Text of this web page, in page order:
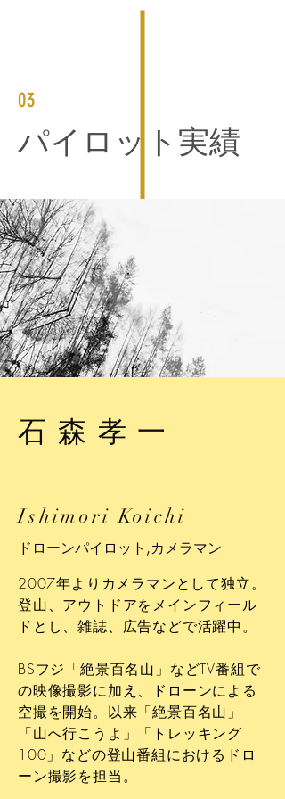
03
パイロット実績
石森孝一
Ishimori Koichi
ドローンパイロット,カメラマン
2007年よりカメラマンとして独立。
登山、アウトドアをメインフィール
ドとし、雑誌、広告などで活躍中。
BSフジ「絶景百名山」などTV番組で
の映像撮影に加え、ドローンによる
空撮を開始。以来「絶景百名山」
「山へ行こうよ」「トレッキング
100」などの登山番組におけるドロ
ーン撮影を担当。